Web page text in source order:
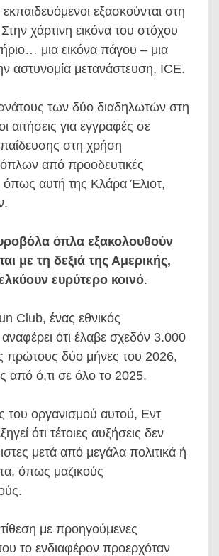
εξασκούνται στη
χάρτινη εικόνα του στόχου
μια εικόνα πάγου – μια
αστυνομία μετανάστευση, ICE.
των δύο διαδηλωτών στη
αιτήσεις για εγγραφές σε
στη χρήση
από προοδευτικές
όπως αυτή της Κλάρα Έλιοτ,
όπλα εξακολουθούν
με τη δεξιά της Αμερικής,
ευρύτερο κοινό.
Club, ένας εθνικός
ότι έλαβε σχεδόν 3.000
πρώτους δύο μήνες του 2026,
από ό,τι σε όλο το 2025.
του οργανισμού αυτού, Εντ
ότι τέτοιες αυξήσεις δεν
μετά από μεγάλα πολιτικά ή
όπως μαζικούς
με προηγούμενες
το ενδιαφέρον προερχόταν